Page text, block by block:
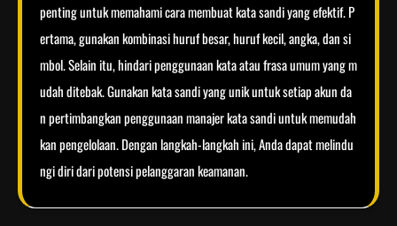
penting untuk memahami cara membuat kata sandi yang efektif. P
ertama, gunakan kombinasi huruf besar, huruf kecil, angka, dan si
mbol. Selain itu, hindari penggunaan kata atau frasa umum yang m
udah ditebak. Gunakan kata sandi yang unik untuk setiap akun da
n pertimbangkan penggunaan manajer kata sandi untuk memudah
kan pengelolaan. Dengan langkah-langkah ini, Anda dapat melindu
ngi diri dari potensi pelanggaran keamanan.